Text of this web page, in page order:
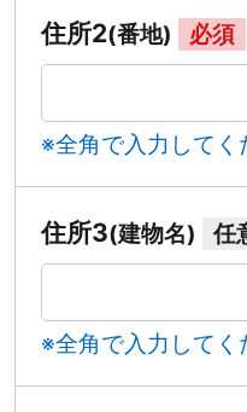
住所2(番地) 必須
※全角で入力してく
住所3(建物名) 任
※全角で入力してく